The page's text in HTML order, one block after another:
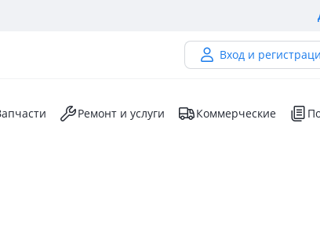
Вход и
Ремонт и услуги Коммерческие